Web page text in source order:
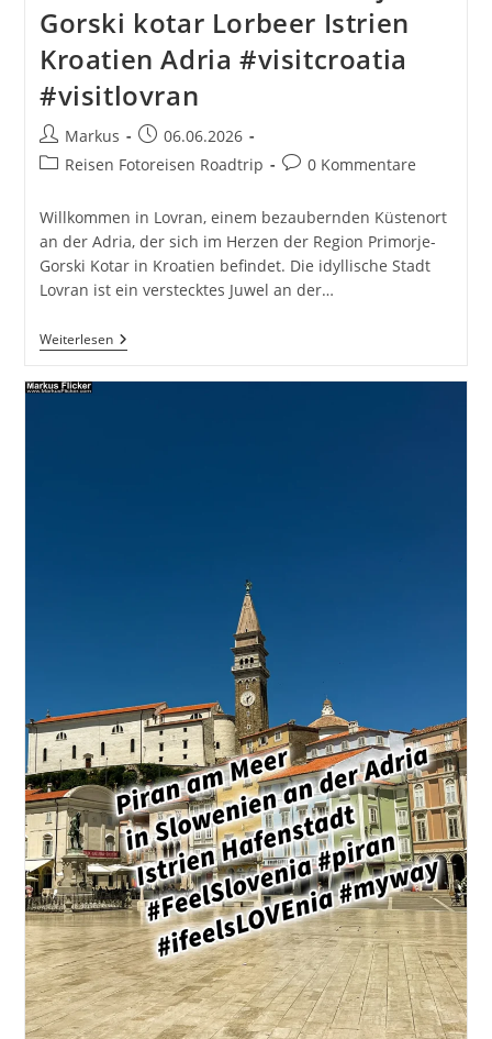
Gorski kotar Lorbeer Istrien
Kroatien Adria #visitcroatia
#visitlovran
Beitrags-
Autor:
Markus
Beitrag
veröffentlicht:
06.06.2026
Beitrags-
Reisen Fotoreisen Roadtrip
Beitrags-
0 Kommentare
Willkommen in Lovran, einem bezaubernden Küstenort
an der Adria, der sich im Herzen der Region Primorje-
Gorski Kotar in Kroatien befindet. Die idyllische Stadt
Lovran ist ein verstecktes Juwel an der…
WeiterlesenLovran
Ufer